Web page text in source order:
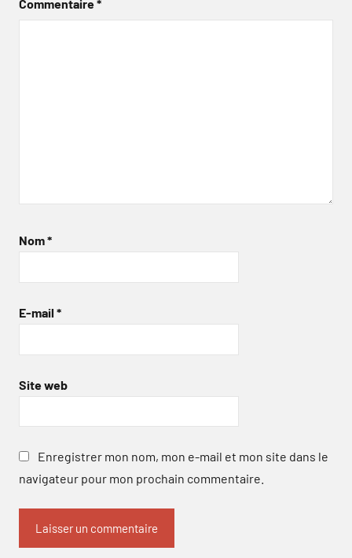
Commentaire*
Nom*
E-mail *
Site web
Enregistrer mon nom, mon e-mail et mon site dans le
navigateur pour mon prochain commentaire.